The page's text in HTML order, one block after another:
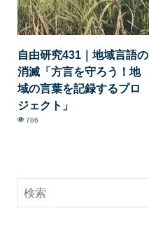
自由研究431｜地域言語の
消滅「方言を守ろう！地
域の言葉を記録するプロ
ジェクト」
786